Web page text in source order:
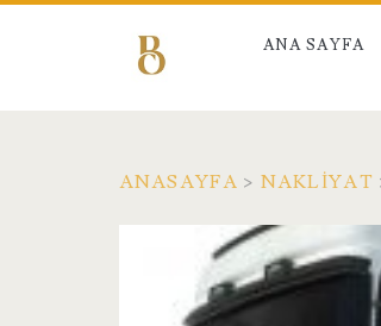
ANA SAYFA
ANASAYFA > NAKLIYAT